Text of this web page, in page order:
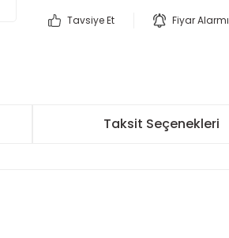
Tavsiye Et Fiyar Alarmı
Taksit Seçenekleri